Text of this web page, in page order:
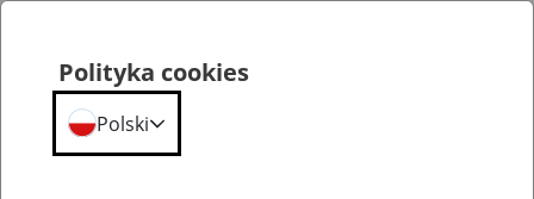
Polityka cookies
Polski